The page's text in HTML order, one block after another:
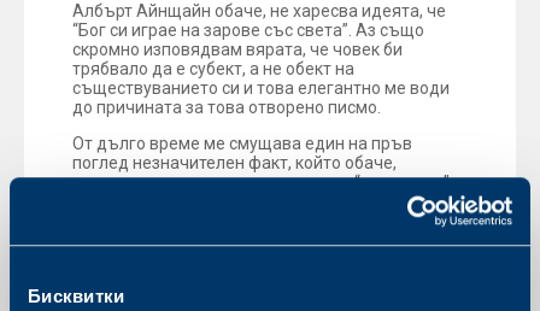
Бисквитки
Албърт Айнщайн обаче, не харесва идеята, че
“Бог си играе на зарове със света”. Аз също
скромно изповядвам вярата, че човек би
трябвало да е субект, а не обект на
съществуванието си и това елегантно ме води
до причината за това отворено писмо.
От дълго време ме смущава един на пръв
поглед незначителен факт, който обаче,
позиционира цялата ни индустрия “негативно” и
оцветява психологически предразсъдъците на
заради което и самият термин е обагрен с някак